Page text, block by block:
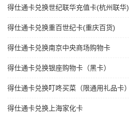
得仕通卡兑换世纪联华充值卡(杭州联华)
得仕通卡兑换重百世纪卡(重庆百货)
得仕通卡兑换南京中央商场购物卡
得仕通卡兑换银座购物卡（黑卡）
得仕通卡兑换叮咚买菜（限通用礼品卡）
得仕通卡兑换上海家化卡